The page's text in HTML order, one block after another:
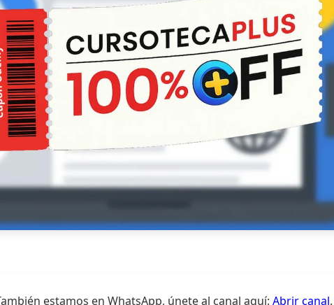
estamos en WhatsApp, únete al canal aquí: Abrir canal.